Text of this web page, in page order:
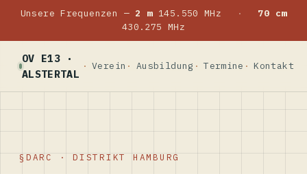
Unsere Frequenzen — 2 m145.550 MHz ·
70 cm
430.275 MHz
OV E13 ·
ALSTERTAL
Verein Ausbildung Termine Kontakt
DARC · DISTRIKT HAMBURG